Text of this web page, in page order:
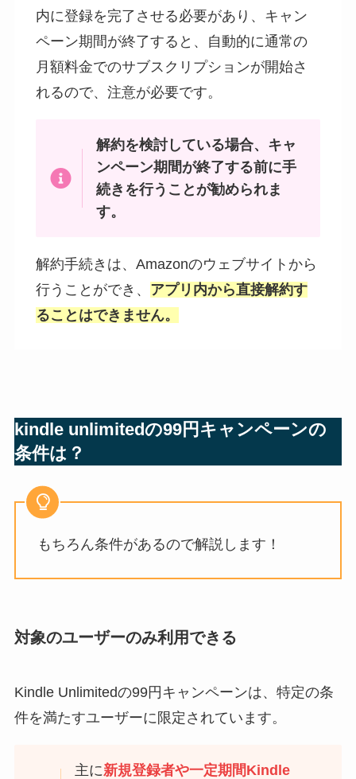
内に登録を完了させる必要があり、キャン
ペーン期間が終了すると、自動的に通常の
月額料金でのサブスクリプションが開始さ
れるので、注意が必要です。
解約を検討している場合、キャ
ンペーン期間が終了する前に手
続きを行うことが勧められま
す。
解約手続きは、Amazonのウェブサイトから
行うことができ、 アプリ内から直接解約す
ることはできません。
kindle unlimitedの99円キャンペーンの
条件は？
もちろん条件があるので解説します！
対象のユーザーのみ利用できる
Kindle Unlimitedの99円キャンペーンは、特定の条
件を満たすユーザーに限定されています。
主に新規登録者や一定期間Kindle